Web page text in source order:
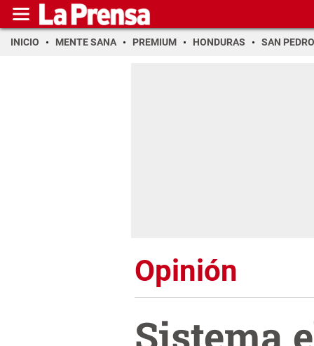
INICIO MENTE SANA PREMIUM HONDURAS SAN PEDRO
Opinión
Sistema